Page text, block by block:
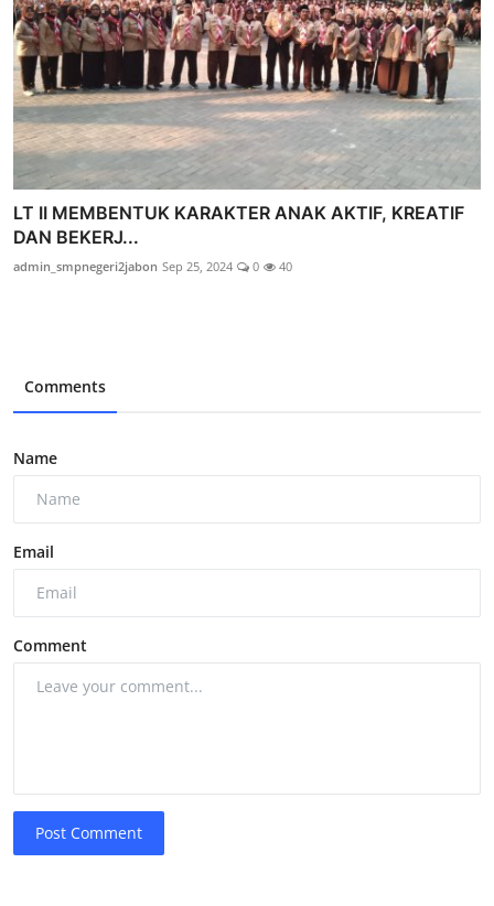
LT II MEMBENTUK KARAKTER ANAK AKTIF, KREATIF
DAN BEKERJ...
admin_smpnegeri2jabon Sep 25, 2024 0 40
Comments
Name
Email
Comment
Post Comment